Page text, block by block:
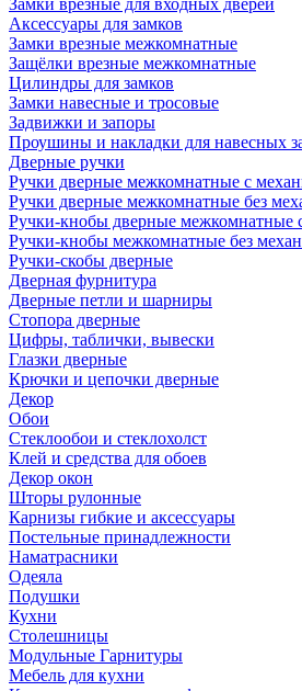
Замки врезные для входных дверей
Аксессуары для замков
Замки врезные межкомнатные
Защёлки врезные межкомнатные
Цилиндры для замков
Замки навесные и тросовые
Задвижки и запоры
Проушины и накладки для навесных
Дверные ручки
Ручки дверные межкомнатные с
Ручки дверные межкомнатные без
Ручки-кнобы дверные межкомнатные
Ручки-кнобы межкомнатные без
Ручки-скобы дверные
Дверная фурнитура
Дверные петли и шарниры
Стопора дверные
Цифры, таблички, вывески
Глазки дверные
Крючки и цепочки дверные
Декор
Обои
Стеклообои и стеклохолст
Клей и средства для обоев
Декор окон
Шторы рулонные
Карнизы гибкие и аксессуары
Постельные принадлежности
Наматрасники
Одеяла
Подушки
Кухни
Столешницы
Модульные Гарнитуры
Мебель для кухни